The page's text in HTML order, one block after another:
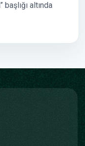
başlığı altında